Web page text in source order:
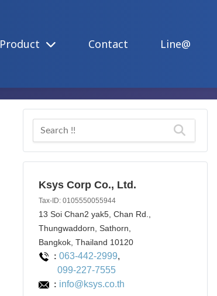
Product Contact Line@
Ksys Corp Co., Ltd.
Tax-ID: 0105550055944
13 Soi Chan2 yak5, Chan Rd.,
Thungwaddorn, Sathorn,
Bangkok, Thailand 10120
: 063-442-2999,
099-227-7555
: info@ksys.co.th